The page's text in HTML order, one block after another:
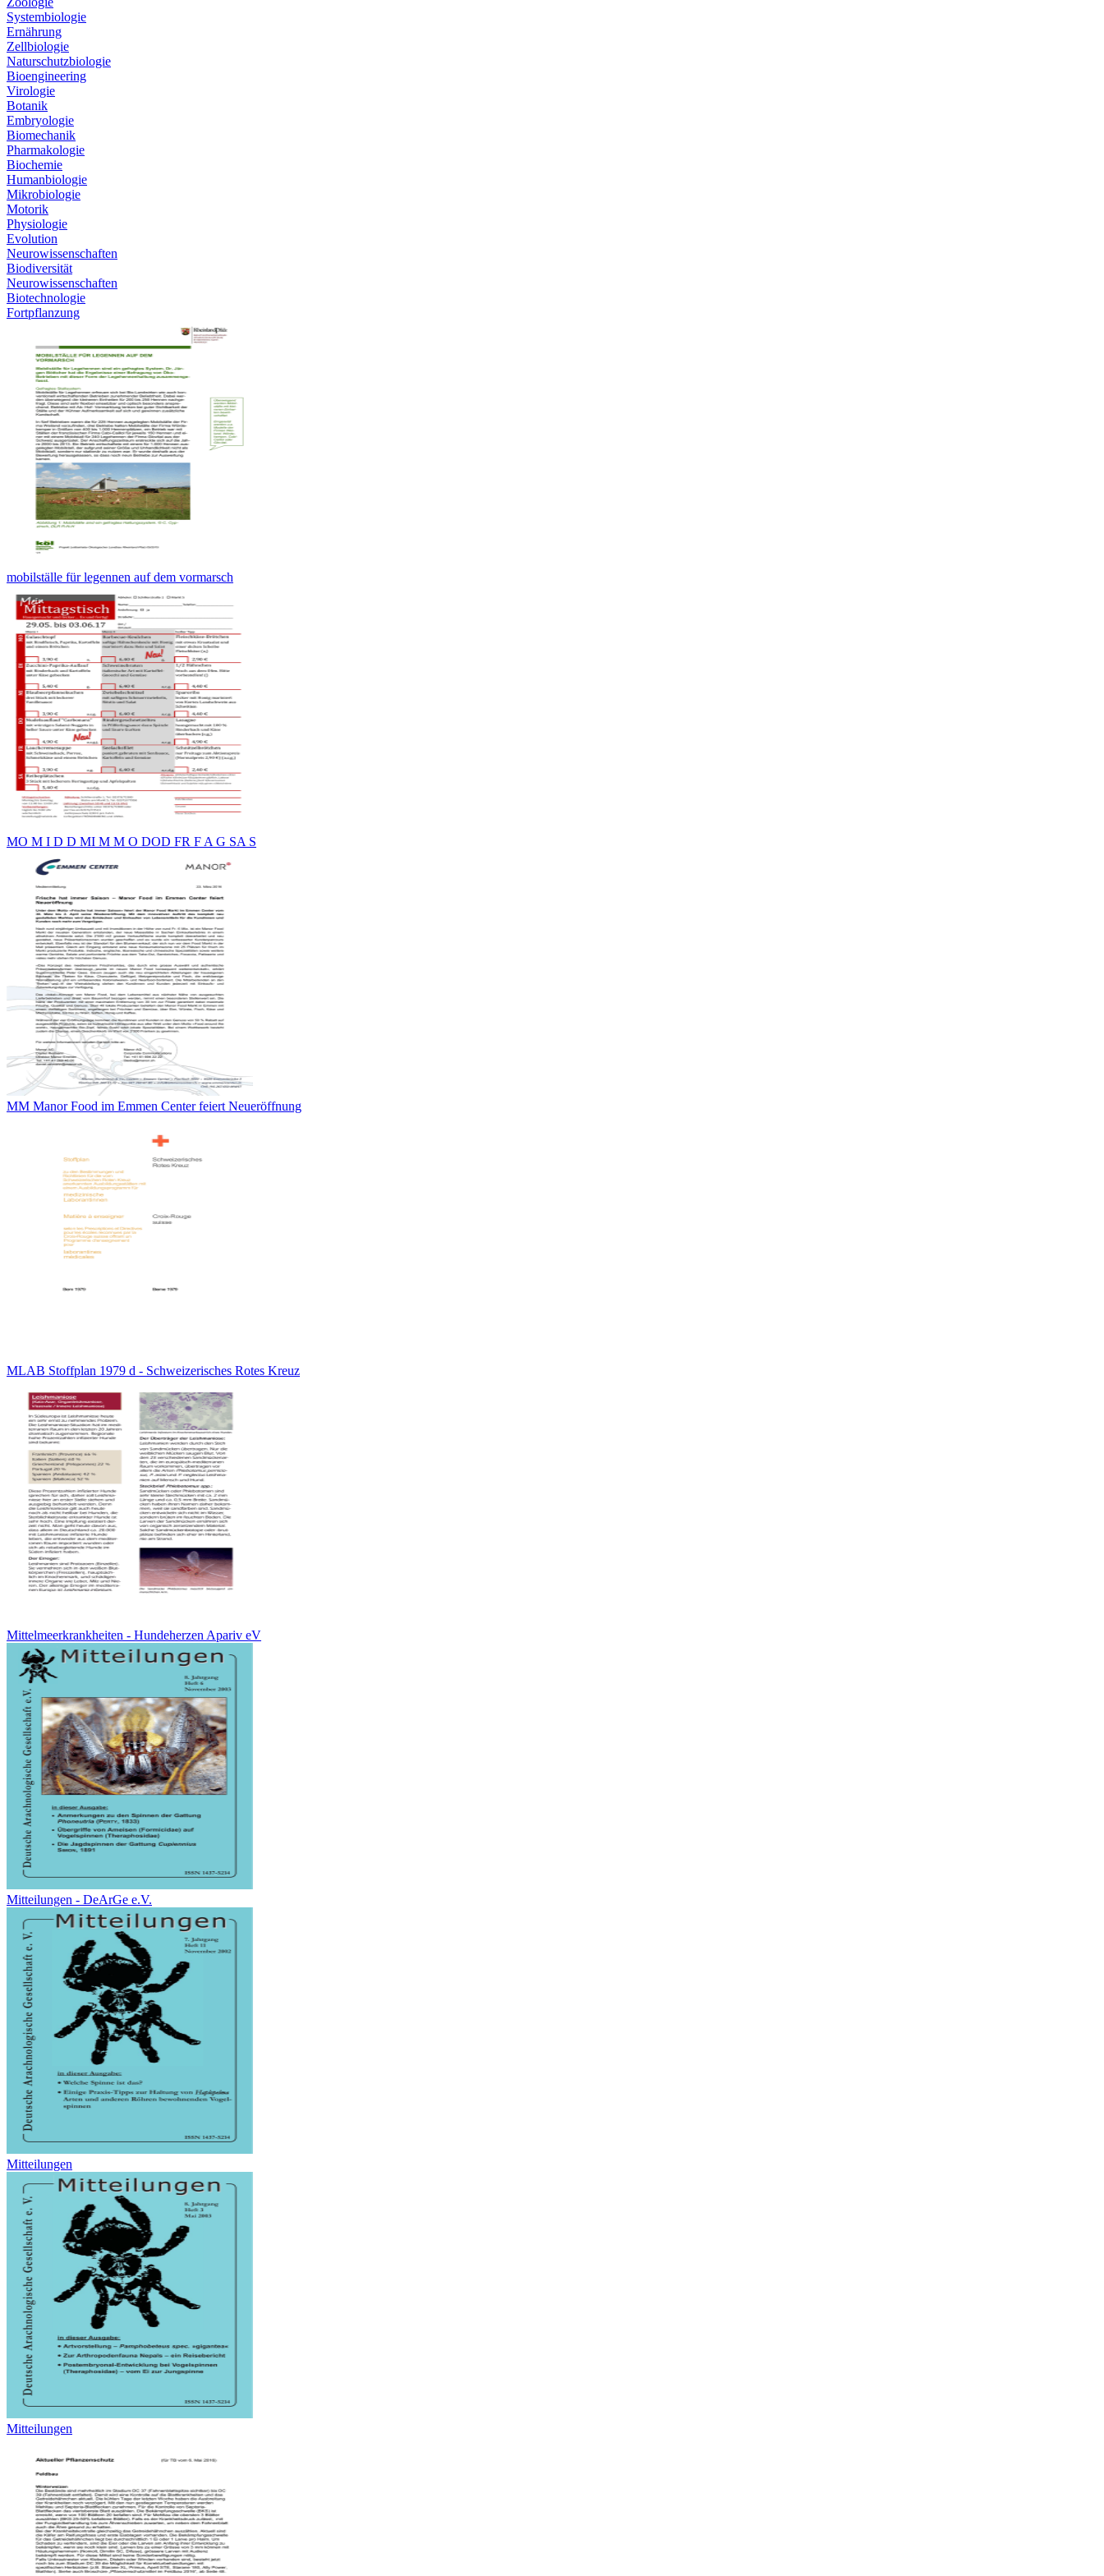
Systembiologie
Ernährung
Zellbiologie
Naturschutzbiologie
Bioengineering
Virologie
Botanik
Embryologie
Biomechanik
Pharmakologie
Biochemie
Humanbiologie
Mikrobiologie
Motorik
Physiologie
Evolution
Neurowissenschaften
Biodiversität
Neurowissenschaften
Biotechnologie
Fortpflanzung
mobilställe für legennen auf dem vormarsch
MO M I D D MI M M O DOD FR F A G SA S
MM Manor Food im Emmen Center feiert Neueröffnung
MLAB Stoffplan 1979 d - Schweizerisches Rotes Kreuz
Mittelmeerkrankheiten - Hundeherzen Apariv eV
Mitteilungen - DeArGe e.V.
Mitteilungen
Mitteilungen